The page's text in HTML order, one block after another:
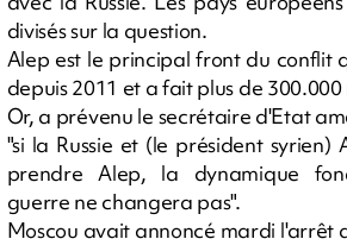
divisés sur la question.
Alep est le principal front du conflit
depuis 2011 et a fait plus de 300.000
Or, a prévenu le secrétaire d'Etat
"si la Russie et (le président syrien)
prendre Alep, la dynamique
guerre ne changera pas".
Moscou avait annoncé mardi l'arrêt